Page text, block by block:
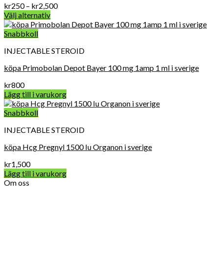
kr250 – kr2,500Prisintervall:
till
Välj alternativ
Snabbkoll
INJECTABLE STEROID
köpa Primobolan Depot Bayer 100 mg 1amp 1 ml i sverige
kr800
Lägg till i varukorg
Snabbkoll
INJECTABLE STEROID
köpa Hcg Pregnyl 1500 Iu Organon i sverige
kr1,500
Lägg till i varukorg
Om oss